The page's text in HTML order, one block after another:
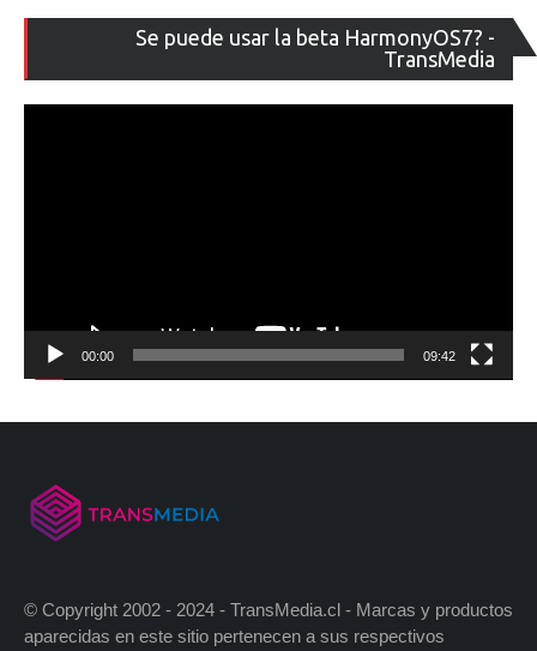
Se puede usar la beta HarmonyOS7? -
TransMedia
de
00:00 09:42
© Copyright 2002 - 2024 - TransMedia.cl - Marcas y productos
aparecidas en este sitio pertenecen a sus respectivos